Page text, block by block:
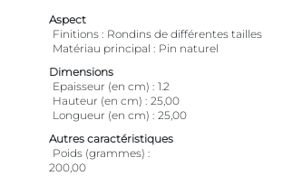
Aspect
Finitions
Rondins de différentes tailles
Matériau principal
Pin naturel
Dimensions
Epaisseur (en cm)
1.2
Hauteur (en cm)
25,00
Longueur (en cm)
25,00
Autres caractéristiques
Poids (grammes)
200,00